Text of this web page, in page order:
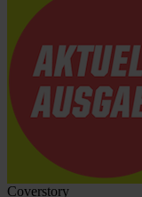
Coverstory